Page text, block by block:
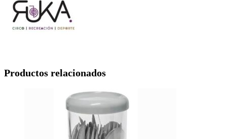
Productos relacionados